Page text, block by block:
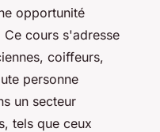
opportunité
cours s'adresse
coiffeurs,
personne
un secteur
tels que ceux